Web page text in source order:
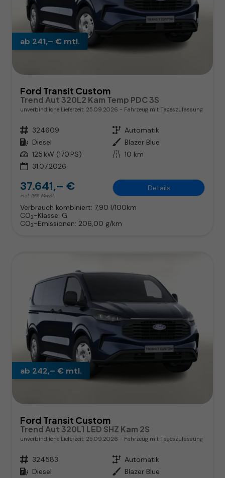
ab 241,– € mtl.
Ford Transit Custom
Trend Aut 320L2 Kam Temp PDC 3S
unverbindliche Lieferzeit: 25.09.2026 Fahrzeug mit Tageszulassung
Fahrzeugnr. 324609 Getriebe Automatik
Kraftstoff Diesel Außenfarbe Blazer Blue
Leistung 125 kW (170 PS) Kilometerstand 10 km
31.07.2026
37.641,– €
incl. 19% MwSt.
Details
Verbrauch kombiniert: 7,90 l/100km
CO2-Klasse: G
CO2-Emissionen: 206,00 g/km
ab 242,– € mtl.
Ford Transit Custom
Trend Aut 320L1 LED SHZ Kam 2S
unverbindliche Lieferzeit: 25.09.2026 Fahrzeug mit Tageszulassung
Fahrzeugnr. 324583 Getriebe Automatik
Kraftstoff Diesel Außenfarbe Blazer Blue